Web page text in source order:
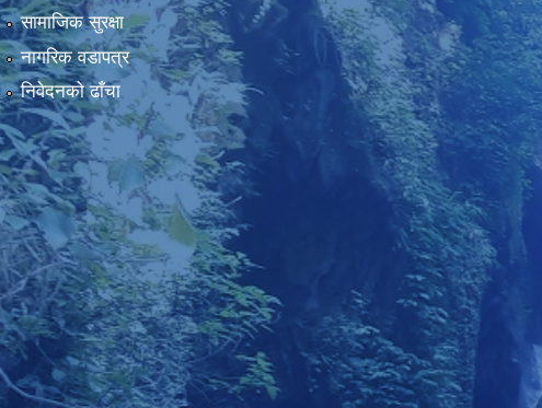
सामाजिक सुरक्षा
नागरिक वडापत्र
निवेदनकाे ढाँचा